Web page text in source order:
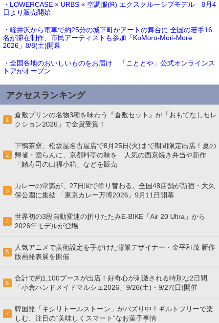
・LOWERCASE × URBS × 空調服(R) エクスクルーシブモデル 8月4
日より販売開始
・軽井沢から電車で約25分の城下町がアートの舞台に 全国の若手16
名が滞在制作、市民アーティストも参加「KoMoro-Mori-More
2026」8/8(土)開幕
・全国各地のおいしいものをお届け 「こととや」公式オンラインス
トアがオープン
アクセスランキング
1
倉敷プリンの名物3種を味わう『倉敷セット』が「おもてなしセレ
クション2026」で金賞受賞！
2
下鴨茶寮、松坂屋名古屋店で8月25日(火)まで期間限定出店！夏の
帰省・団らんに、京都料亭の味を 人気の西京焼き弁当や新作
「鯖寿司の口福小箱」などを販売
3
カレーの常識が、27日間で塗り替わる。全国48店舗が新宿・大久
保公園に集結 「東京カレー万博2026」9月11日開幕
4
世界初の3段自動変速の折りたたみE-BIKE「Air 20 Ultra」から
2026年モデルが登場
5
人気アニメで美術設定を手がけた背景デザイナー・金平和茂 新作
版画発表展を開催
6
合計で約1,100ブースが出店！好奇心が刺激される特別な2日間
「小倉ハンドメイドマルシェ2026」9/26(土)・9/27(日)開催
7
韓国発「キシリトールストーン」がバズり中！ギルトフリーで楽
しむ、注目の“美味しくスマート”なお菓子事情